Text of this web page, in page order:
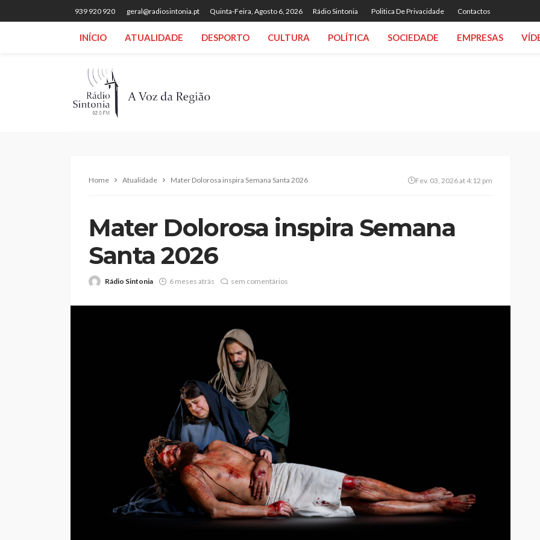
939 920 920 geral@radiosintonia.pt Quinta-Feira, Agosto 6, 2026 Rádio Sintonia Politica De Privacidade Contactos
INÍCIO ATUALIDADE DESPORTO CULTURA POLÍTICA SOCIEDADE EMPRESAS
Home Atualidade Mater Dolorosa inspira Semana Santa 2026 Fev. 03, 2026 at 4:12 pm
Mater Dolorosa inspira Semana
Santa 2026
Rádio Sintonia 6 meses atrás sem comentários
Já nasceram 45 “Infantes da
Terra de Santa Maria”
durante a Viagem Medieval
Rádio Sintonia 1 dia atrás